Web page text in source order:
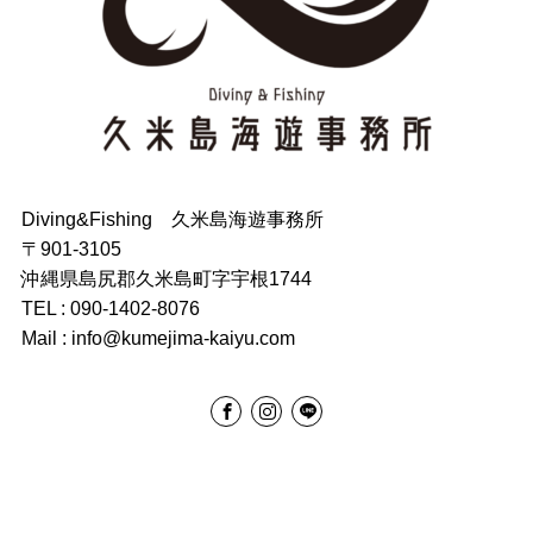
Diving&Fishing 久米島海遊事務所
〒901-3105
沖縄県島尻郡久米島町字宇根1744
TEL : 090-1402-8076
Mail : info@kumejima-kaiyu.com